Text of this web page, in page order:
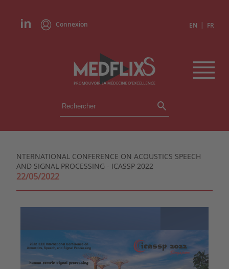
Connexion EN | FR
ÉVÉNEMENTS
INSTITUTIONS
NTERNATIONAL CONFERENCE ON ACOUSTICS SPEECH
AND SIGNAL PROCESSING - ICASSP 2022
22/05/2022